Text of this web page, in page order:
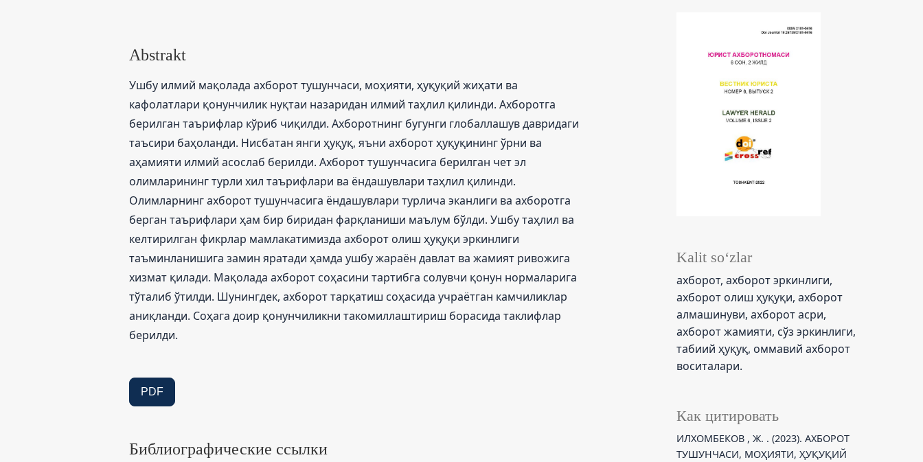
Kalit so‘zlar
ахборот, ахборот эркинлиги,
ахборот олиш ҳуқуқи, ахборот
алмашинуви, ахборот асри,
ахборот жамияти, сўз эркинлиги,
табиий ҳуқуқ, оммавий ахборот
воситалари.
Как цитировать
ИЛХОМБЕКОВ , Ж. . (2023). АХБОРОТ
ТУШУНЧАСИ, МОҲИЯТИ, ҲУҚУҚИЙ
Abstrakt
Ушбу илмий мақолада ахборот тушунчаси, моҳияти, ҳуқуқий жиҳати ва
кафолатлари қонунчилик нуқтаи назаридан илмий таҳлил қилинди. Ахборотга
берилган таърифлар кўриб чиқилди. Ахборотнинг бугунги глобаллашув давридаги
таъсири баҳоланди. Нисбатан янги ҳуқуқ, яъни ахборот ҳуқуқининг ўрни ва
аҳамияти илмий асослаб берилди. Ахборот тушунчасига берилган чет эл
олимларининг турли хил таърифлари ва ёндашувлари таҳлил қилинди.
Олимларнинг ахборот тушунчасига ёндашувлари турлича эканлиги ва ахборотга
берган таърифлари ҳам бир биридан фарқланиши маълум бўлди. Ушбу таҳлил ва
келтирилган фикрлар мамлакатимизда ахборот олиш ҳуқуқи эркинлиги
таъминланишига замин яратади ҳамда ушбу жараён давлат ва жамият ривожига
хизмат қилади. Мақолада ахборот соҳасини тартибга солувчи қонун нормаларига
тўталиб ўтилди. Шунингдек, ахборот тарқатиш соҳасида учраётган камчиликлар
аниқланди. Соҳага доир қонунчиликни такомиллаштириш борасида таклифлар
берилди.
PDF
Библиографические ссылки